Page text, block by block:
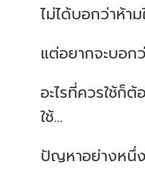
ไม่ได้บอกว่าห้าม
แต่อยากจะบอก
อะไรที่ควรใช้ก็
ใช้...
ปัญหาอย่างหนึ่